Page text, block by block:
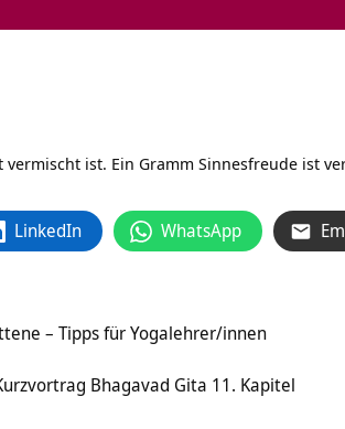
ist. Ein Gramm Sinnesfreude ist
LinkedIn WhatsApp
– Tipps für Yogalehrer/innen
Bhagavad Gita 11. Kapitel